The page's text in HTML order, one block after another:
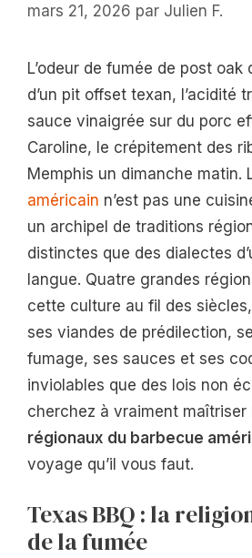
mars 21, 2026 par Julien F.
L’odeur de fumée de post oak
d’un pit offset texan, l’acidité
sauce vinaigrée sur du porc
Caroline, le crépitement des
Memphis un dimanche matin.
américain n’est pas une
un archipel de traditions
distinctes que des dialectes
langue. Quatre grandes
cette culture au fil des
ses viandes de prédilection,
fumage, ses sauces et ses
inviolables que des lois non
cherchez à vraiment maîtriser
régionaux du barbecue
voyage qu’il vous faut.
Texas BBQ : la
de la fumée